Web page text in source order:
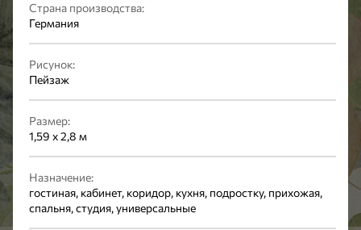
Страна производства:
Германия
Рисунок:
Пейзаж
Размер:
1,59 x 2,8 м
Назначение:
гостиная, кабинет, коридор, кухня, подростку, прихожая,
спальня, студия, универсальные